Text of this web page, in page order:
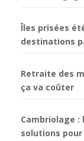
Îles prisées
destinations
Retraite des
ça va coûter
Cambriolage
solutions